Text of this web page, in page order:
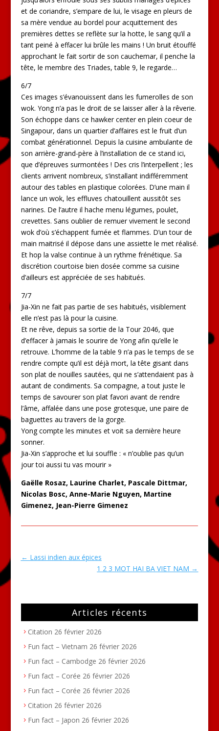
et de coriandre, s’empare de lui, le visage en pleurs de
sa mère vendue au bordel pour acquittement des
premières dettes se reflète sur la hotte, le sang qu’il a
tant peiné à effacer lui brûle les mains ! Un bruit étouffé
approchant le fait sortir de son cauchemar, il penche la
tête, le membre des Triades, table 9, le regarde…
6/7
Ces images s’évanouissent dans les fumerolles de son
wok. Yong n’a pas le droit de se laisser aller à la rêverie.
Son échoppe dans ce hawker center en plein coeur de
Singapour, dans un quartier d’affaires est le fruit d’un
combat générationnel. Depuis la cuisine ambulante de
son arrière-grand-père à l’installation de ce stand ici,
que d’épreuves surmontées ! Des cris l’interpellent ; les
clients arrivent nombreux, s’installant indifféremment
autour des tables en plastique colorées. D’une main il
lance un wok, les effluves chatouillent aussitôt ses
narines. De l’autre il hache menu légumes, poulet,
crevettes. Sans oublier de remuer vivement le second
wok d’où s’échappent fumée et flammes. D’un tour de
main maitrisé il dépose dans une assiette le met réalisé.
Et hop la valse continue à un rythme frénétique. Sa
discrétion courtoise bien dosée comme sa cuisine
d’ailleurs est appréciée de ses habitués.
7/7
Jia-Xin ne fait pas partie de ses habitués, visiblement
elle n’est pas là pour la cuisine.
Et ne rêve, depuis sa sortie de la Tour 2046, que
d’effacer à jamais le sourire de Yong afin qu’elle le
retrouve. L’homme de la table 9 n’a pas le temps de se
rendre compte qu’il est déjà mort, la tête gisant dans
son plat de nouilles sautées, qui ne s’attendaient pas à
autant de condiments. Sa compagne, a tout juste le
temps de savourer son plat favori avant de rendre
l’âme, affalée dans une pose grotesque, une paire de
baguettes au travers de la gorge.
Yong compte les minutes et voit sa dernière heure
sonner.
Jia-Xin s’approche et lui souffle : « n’oublie pas qu’un
jour toi aussi tu vas mourir »
Gaëlle Rosaz, Laurine Charlet, Pascale Dittmar,
Nicolas Bosc, Anne-Marie Nguyen, Martine
Gimenez, Jean-Pierre Gimenez
← Lassi indien aux épices
1 2 3 MOT HAI BA VIET NAM →
Articles récents
Citation 26 février 2026
Fun fact – Vietnam 26 février 2026
Fun fact – Cambodge 26 février 2026
Fun fact – Corée 26 février 2026
Fun fact – Corée 26 février 2026
Citation 26 février 2026
Fun fact – Japon 26 février 2026